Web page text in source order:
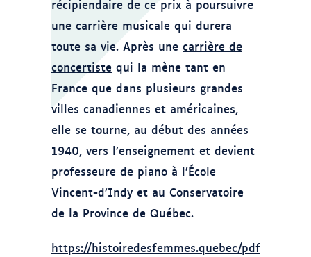
récipiendaire de ce prix à poursuivre
une carrière musicale qui durera
toute sa vie. Après une carrière de
concertiste qui la mène tant en
France que dans plusieurs grandes
villes canadiennes et américaines,
elle se tourne, au début des années
1940, vers l’enseignement et devient
professeure de piano à l’École
Vincent-d’Indy et au Conservatoire
de la Province de Québec.
https://histoiredesfemmes.quebec/pdf/